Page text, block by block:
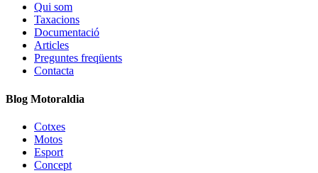
Qui som
Taxacions
Documentació
Articles
Preguntes freqüents
Contacta
Blog Motoraldia
Cotxes
Motos
Esport
Concept